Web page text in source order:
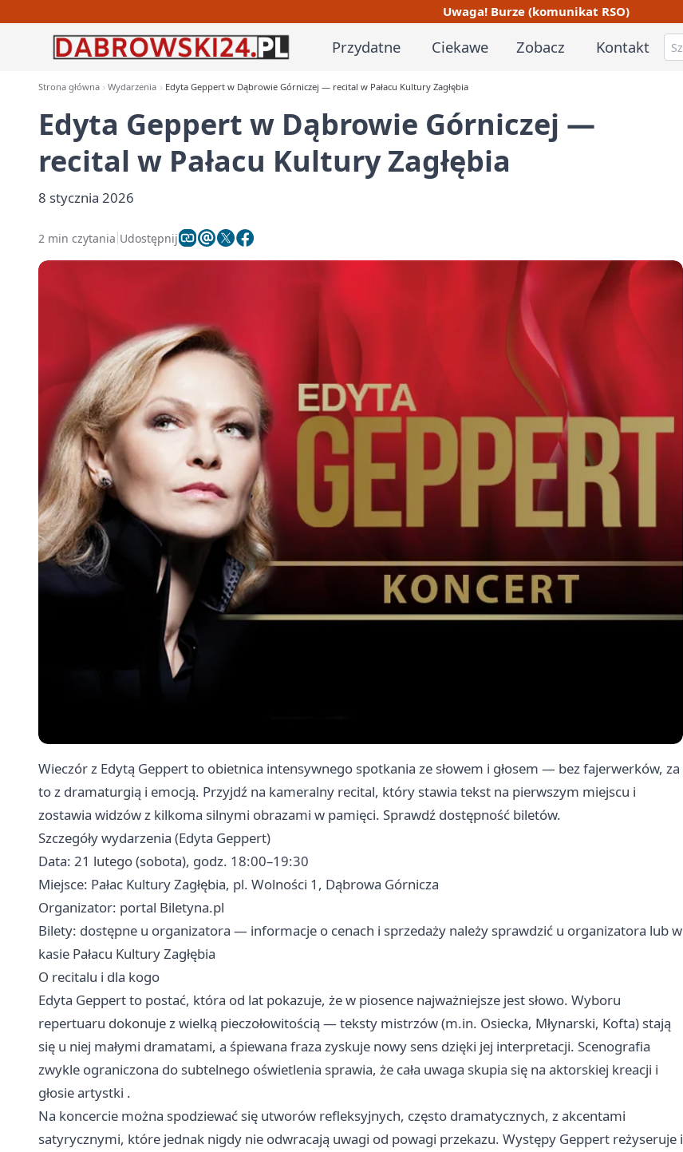
Uwaga! Burze (komunikat RSO)
Przydatne Ciekawe Zobacz Kontakt
Strona główna Wydarzenia Edyta Geppert w Dąbrowie Górniczej — recital w Pałacu Kultury Zagłębia
Edyta Geppert w Dąbrowie Górniczej —
recital w Pałacu Kultury Zagłębia
8 stycznia 2026
2 min czytania Udostępnij
Wieczór z Edytą Geppert to obietnica intensywnego spotkania ze słowem i głosem — bez fajerwerków, za
to z dramaturgią i emocją. Przyjdź na kameralny recital, który stawia tekst na pierwszym miejscu i
zostawia widzów z kilkoma silnymi obrazami w pamięci. Sprawdź dostępność biletów.
Szczegóły wydarzenia (Edyta Geppert)
Data: 21 lutego (sobota), godz. 18:00–19:30
Miejsce: Pałac Kultury Zagłębia, pl. Wolności 1, Dąbrowa Górnicza
Organizator: portal Biletyna.pl
Bilety: dostępne u organizatora — informacje o cenach i sprzedaży należy sprawdzić u organizatora lub w
kasie Pałacu Kultury Zagłębia
O recitalu i dla kogo
Edyta Geppert to postać, która od lat pokazuje, że w piosence najważniejsze jest słowo. Wyboru
repertuaru dokonuje z wielką pieczołowitością — teksty mistrzów (m.in. Osiecka, Młynarski, Kofta) stają
się u niej małymi dramatami, a śpiewana fraza zyskuje nowy sens dzięki jej interpretacji. Scenografia
zwykle ograniczona do subtelnego oświetlenia sprawia, że cała uwaga skupia się na aktorskiej kreacji i
głosie artystki .
Na koncercie można spodziewać się utworów refleksyjnych, często dramatycznych, z akcentami
satyrycznymi, które jednak nigdy nie odwracają uwagi od powagi przekazu. Występy Geppert reżyseruje i